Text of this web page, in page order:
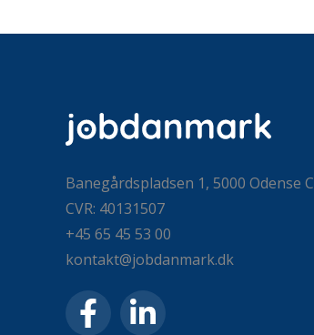
Banegårdspladsen 1, 5000 Odense C
CVR: 40131507
+45 65 45 53 00
kontakt@jobdanmark.dk